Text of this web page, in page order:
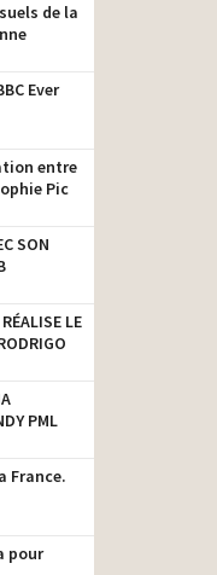
de la
Ever
entre
Pic
SON
LE
PML
France.
pour